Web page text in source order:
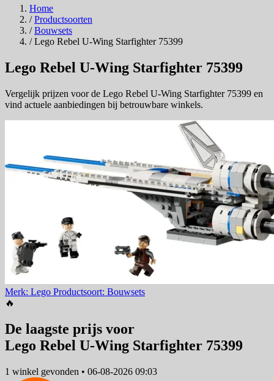
Home
/ Productsoorten
/ Bouwsets
/ Lego Rebel U-Wing Starfighter 75399
Lego Rebel U-Wing Starfighter 75399
Vergelijk prijzen voor de Lego Rebel U-Wing Starfighter 75399 en
vind actuele aanbiedingen bij betrouwbare winkels.
Merk: Lego Productsoort: Bouwsets
🔥
De laagste prijs voor
Lego Rebel U-Wing Starfighter 75399
1 winkel gevonden • 06-08-2026 09:03